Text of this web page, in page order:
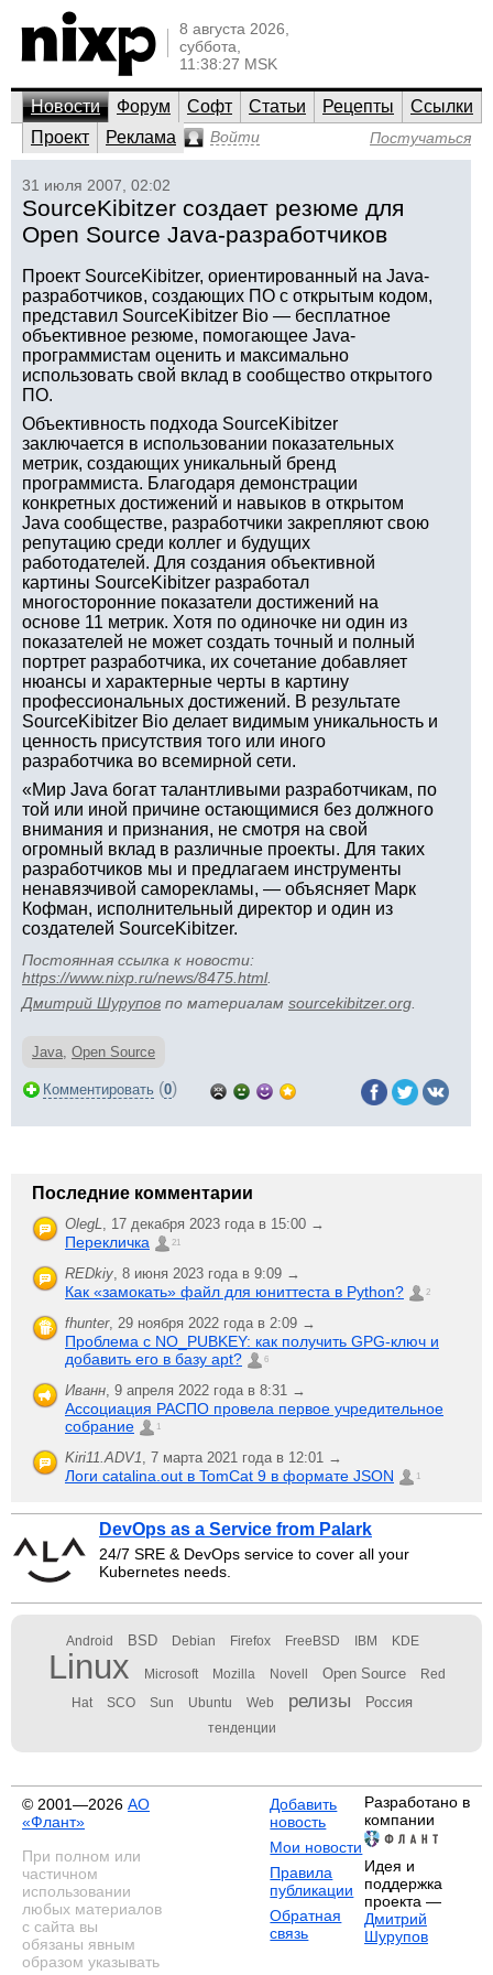
8 августа 2026,
суббота,
11:38:27 MSK
Новости Форум Софт Статьи Рецепты
Ссылки
Проект
Реклама Войти Постучаться
31 июля 2007, 02:02
SourceKibitzer создает резюме для
Open Source Java-разработчиков
Проект SourceKibitzer, ориентированный на Java-
разработчиков, создающих ПО с открытым кодом,
представил SourceKibitzer Bio — бесплатное
объективное резюме, помогающее Java-
программистам оценить и максимально
использовать свой вклад в сообщество открытого
ПО.
Объективность подхода SourceKibitzer
заключается в использовании показательных
метрик, создающих уникальный бренд
программиста. Благодаря демонстрации
конкретных достижений и навыков в открытом
Java сообществе, разработчики закрепляют свою
репутацию среди коллег и будущих
работодателей. Для создания объективной
картины SourceKibitzer разработал
многосторонние показатели достижений на
основе 11 метрик. Хотя по одиночке ни один из
показателей не может создать точный и полный
портрет разработчика, их сочетание добавляет
нюансы и характерные черты в картину
профессиональных достижений. В результате
SourceKibitzer Bio делает видимым уникальность и
ценность присутствия того или иного
разработчика во всемирной сети.
«Мир Java богат талантливыми разработчикам, по
той или иной причине остающимися без должного
внимания и признания, не смотря на свой
огромный вклад в различные проекты. Для таких
разработчиков мы и предлагаем инструменты
ненавязчивой саморекламы, — объясняет Марк
Кофман, исполнительный директор и один из
создателей SourceKibitzer.
Постоянная ссылка к новости:
https://www.nixp.ru/news/8475.html.
Дмитрий Шурупов по материалам sourcekibitzer.org
Java, Open Source
Комментировать (0)
Последние комментарии
OlegL, 17 декабря 2023 года в 15:00 →
Перекличка 21
REDkiy, 8 июня 2023 года в 9:09 →
Как «замокать» файл для юниттеста в Python? 2
fhunter, 29 ноября 2022 года в 2:09 →
Проблема с NO_PUBKEY: как получить GPG-ключ и
добавить его в базу apt?
6
Иванн, 9 апреля 2022 года в 8:31 →
Ассоциация РАСПО провела первое учредительное
собрание
1
Kiri11.ADV1, 7 марта 2021 года в 12:01 →
Логи catalina.out в TomCat 9 в формате JSON 1
DevOps as a Service from Palark
24/7 SRE & DevOps service to cover all your
Kubernetes needs.
Android BSD Debian Firefox FreeBSD IBM KDE
Linux Microsoft Mozilla Novell Open Source Red
Hat SCO Sun Ubuntu Web релизы Россия
тенденции
© 2001—2026 АО
«Флант»
При полном или
частичном
использовании
любых материалов
с сайта вы
обязаны явным
образом указывать
Добавить
новость
Мои новости
Правила
публикации
Обратная
связь
Разработано в
компании
Идея и
поддержка
проекта —
Дмитрий
Шурупов